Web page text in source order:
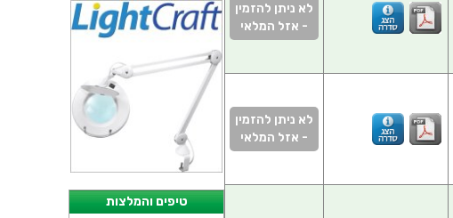
טיפים והמלצות
לא ניתן להזמין
- אזל המלאי
לא ניתן להזמין
- אזל המלאי